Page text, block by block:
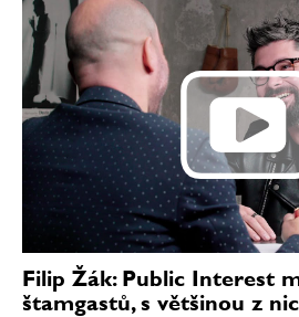
Filip Žák: Public Interest
štamgastů, s většinou z